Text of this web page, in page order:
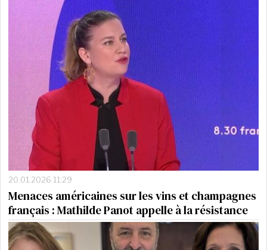
20.01.2026 11:29
Menaces américaines sur les vins et champagnes
français : Mathilde Panot appelle à la résistance